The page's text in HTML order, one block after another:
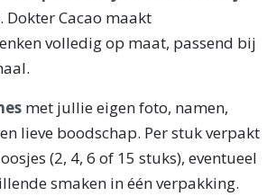
Cacao maakt
volledig op maat, passend bij
met jullie eigen foto, namen,
lieve boodschap. Per stuk verpakt
(2, 4, 6 of 15 stuks), eventueel
smaken in één verpakking.